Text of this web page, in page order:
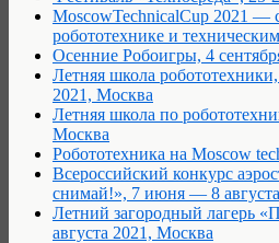
MoscowTechnicalCup 2021 —
робототехнике и
Осенние Робоигры, 4
Летняя школа
2021, Москва
Летняя школа по
Москва
Робототехника на Moscow
Всероссийский конкурс
снимай!», 7 июня — 8 августа
Летний загородный лагерь
августа 2021, Москва